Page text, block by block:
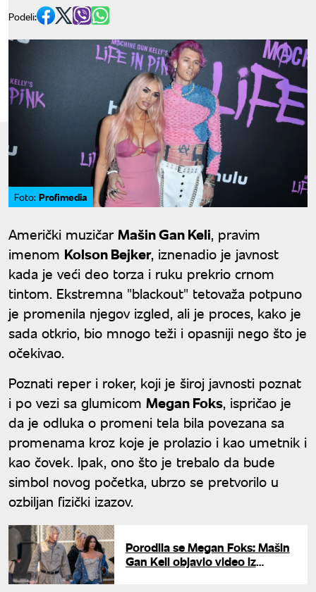
Podeli:
Foto: Profimedia
Američki muzičarMašin Gan Keli, pravim
imenom Kolson Bejker, iznenadio je javnost
kada je veći deo torza i ruku prekrio crnom
tintom. Ekstremna "blackout" tetovaža potpuno
je promenila njegov izgled, ali je proces, kako je
sada otkrio, bio mnogo teži i opasniji nego što je
očekivao.
Poznati reper i roker, koji je široj javnosti poznat
i po vezi sa glumicom Megan Foks, ispričao je
da je odluka o promeni tela bila povezana sa
promenama kroz koje je prolazio i kao umetnik i
kao čovek. Ipak, ono što je trebalo da bude
simbol novog početka, ubrzo se pretvorilo u
ozbiljan fizički izazov.
Porodila se Megan Foks: Mašin
Gan Keli objavio video iz